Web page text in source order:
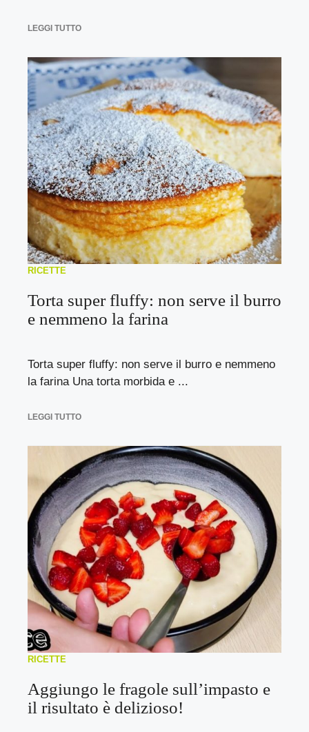
LEGGI TUTTO
RICETTE
Torta super fluffy: non serve il burro
e nemmeno la farina
Torta super fluffy: non serve il burro e nemmeno
la farina Una torta morbida e ...
LEGGI TUTTO
RICETTE
Aggiungo le fragole sull’impasto e
il risultato è delizioso!